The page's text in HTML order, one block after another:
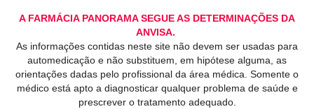
A FARMÁCIA PANORAMA SEGUE AS DETERMINAÇÕES DA
ANVISA.
As informações contidas neste site não devem ser usadas para
automedicação e não substituem, em hipótese alguma, as
orientações dadas pelo profissional da área médica. Somente o
médico está apto a diagnosticar qualquer problema de saúde e
prescrever o tratamento adequado.